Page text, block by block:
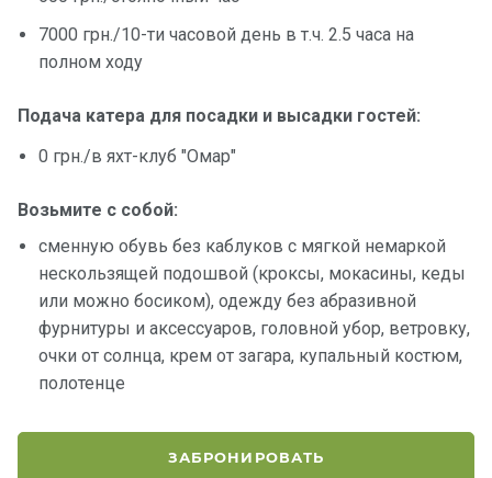
7000 грн./10-ти часовой день в т.ч. 2.5 часа на
полном ходу
Подача катера для посадки и высадки гостей:
0 грн./в яхт-клуб "Омар"
Возьмите с собой:
сменную обувь без каблуков с мягкой немаркой
нескользящей подошвой (кроксы, мокасины, кеды
или можно босиком), одежду без абразивной
фурнитуры и аксессуаров, головной убор, ветровку,
очки от солнца, крем от загара, купальный костюм,
полотенце
ЗАБРОНИРОВАТЬ